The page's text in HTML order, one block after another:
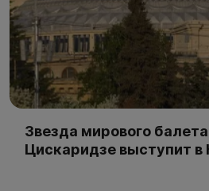
Звезда мирового
Цискаридзе выступит в